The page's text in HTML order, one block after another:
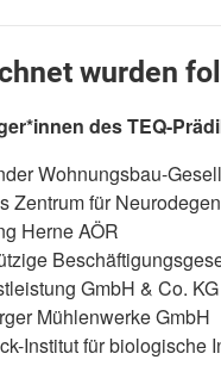
wurden
des TEQ-
Wohnungsbau-
Zentrum für
Herne AÖR
GmbH & Co. KG
Mühlenwerke GmbH
Institut für biologische